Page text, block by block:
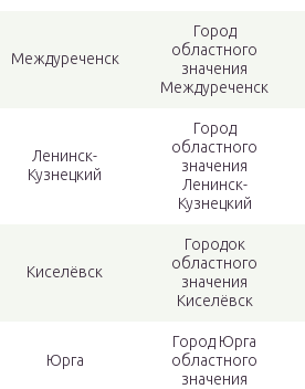
Междуреченск
Город
областного
значения
Междуреченск
Ленинск-
Кузнецкий
Город
областного
значения
Ленинск-
Кузнецкий
Киселёвск
Городок
областного
значения
Киселёвск
Юрга
Город Юрга
областного
значения